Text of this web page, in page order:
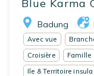
Blue Karma
Badung
Avec vue
Croisière
Famille
Ile & Territoire